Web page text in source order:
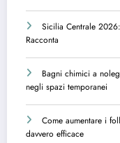
Sicilia Centrale
Racconta
Bagni chimici a
negli spazi temporanei
Come aumentare i
davvero efficace